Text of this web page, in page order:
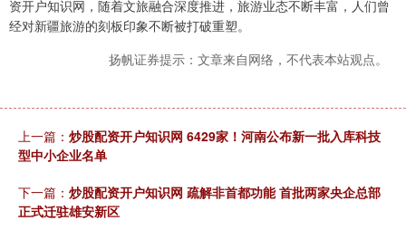
资开户知识网，随着文旅融合深度推进，旅游业态不断丰富，人们曾
经对新疆旅游的刻板印象不断被打破重塑。
扬帆证券提示：文章来自网络，不代表本站观点。
上一篇： 炒股配资开户知识网 6429家！河南公布新一批入库科技
型中小企业名单
下一篇： 炒股配资开户知识网 疏解非首都功能 首批两家央企总部
正式迁驻雄安新区